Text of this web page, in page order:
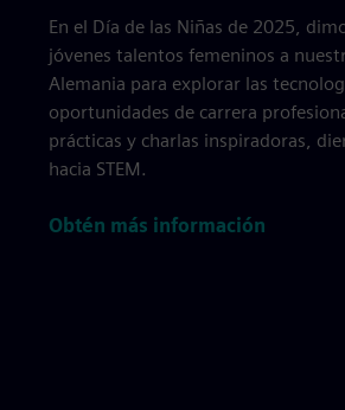
En el Día de las Niñas de 2025,
jóvenes talentos femeninos a
Alemania para explorar las
oportunidades de carrera
prácticas y charlas inspiradoras,
hacia STEM.
Obtén más información